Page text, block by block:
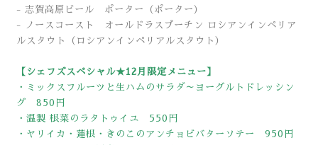
- 志賀高原ビール ポーター（ポーター）
- ノースコースト オールドラスプーチン ロシアンインペリア
ルスタウト（ロシアンインペリアルスタウト）
【シェフズスペシャル★12月限定メニュー】
・ミックスフルーツと生ハムのサラダ～ヨーグルトドレッシン
グ 850円
・温製 根菜のラタトゥイユ 550円
・ヤリイカ・蓮根・きのこのアンチョビバターソテー 950円